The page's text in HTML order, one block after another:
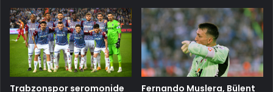
Trabzonspor seromonide Fernando Muslera, Bülent